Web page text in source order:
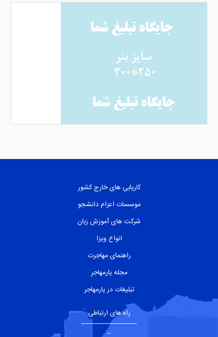
کاریابی های خارج کشور
موسسات اعزام دانشجو
شرکت های آموزش زبان
انواع ویزا
راهنمای مهاجرت
مجله یارمهاجر
تبلیغات در یارمهاجر
راه های ارتباطی
--